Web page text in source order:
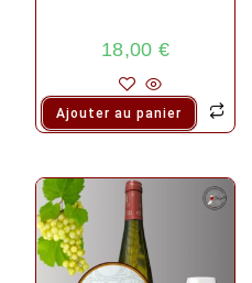
18,00 €
Ajouter au panier